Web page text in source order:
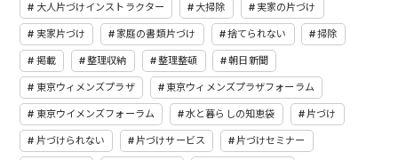
大人片づけインストラクター 大掃除 実家の片づけ
実家片づけ 家庭の書類片づけ 捨てられない 掃除
掲載 整理収納 整理整頓 朝日新聞
東京ウィメンズプラザ 東京ウィメンズプラザフォーラム
東京ウイメンズフォーラム 水と暮らしの知恵袋 片づけ
片づけられない 片づけサービス 片づけセミナー